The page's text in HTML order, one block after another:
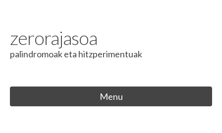
zerorajasoa
palindromoak eta hitzperimentuak
Menu